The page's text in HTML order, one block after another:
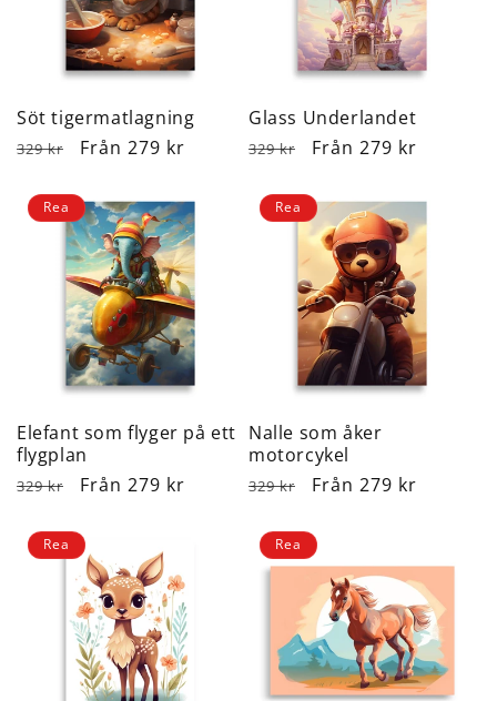
Söt tigermatlagning
Ordinarie
329 kr Försäljningspris
Från 279 kr
Glass Underlandet
Ordinarie
329 kr Försäljningspris
Från 279 kr
Rea
Elefant som flyger på ett
flygplan
Ordinarie
329 kr Försäljningspris
Från 279 kr
Rea
Nalle som åker
motorcykel
Ordinarie
329 kr Försäljningspris
Från 279 kr
Rea Rea